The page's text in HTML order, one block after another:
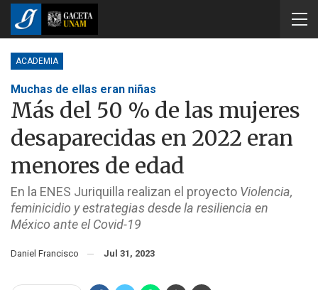
ACADEMIA
Muchas de ellas eran niñas
Más del 50 % de las mujeres
desaparecidas en 2022 eran
menores de edad
En la ENES Juriquilla realizan el proyecto Violencia,
feminicidio y estrategias desde la resiliencia en
México ante el Covid-19
Daniel Francisco Jul 31, 2023